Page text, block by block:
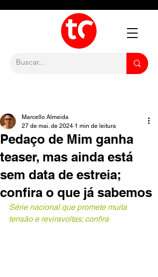
Pedaço de Mim ganha
teaser, mas ainda está
sem data de estreia;
confira o que já sabemos
Marcello Almeida
27 de mai. de 2024 1 min de leitura
Série nacional que promete muita
tensão e reviravoltas; confira